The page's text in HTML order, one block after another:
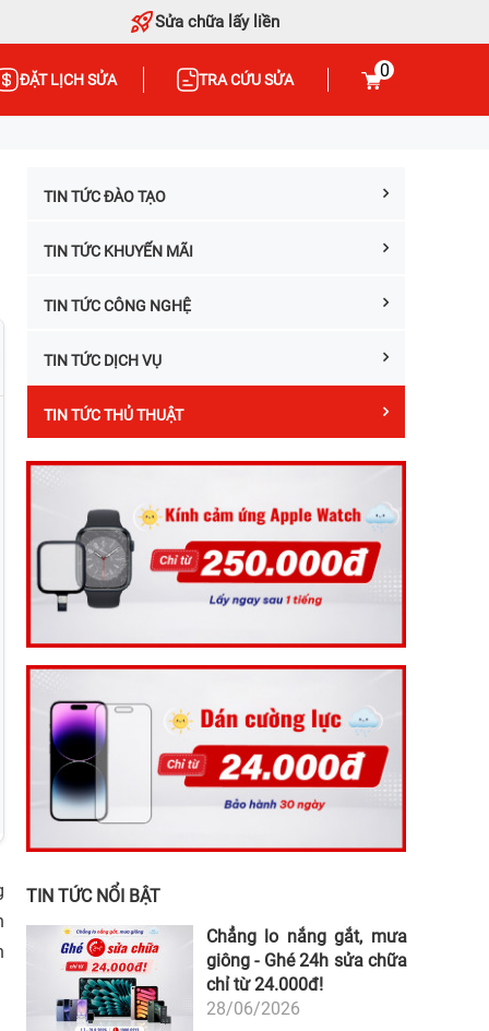
Sửa chữa lấy liền
ĐẶT LỊCH SỬA TRA CỨU SỬA 0
TIN TỨC ĐÀO TẠO
TIN TỨC KHUYẾN MÃI
TIN TỨC CÔNG NGHỆ
TIN TỨC DỊCH VỤ
TIN TỨC THỦ THUẬT
TIN TỨC NỔI BẬT
Chẳng lo nắng gắt, mưa
giông - Ghé 24h sửa chữa
chỉ từ 24.000đ!
28/06/2026